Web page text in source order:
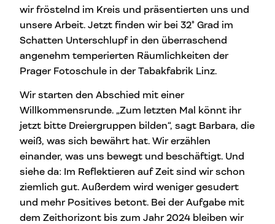
wir fröstelnd im Kreis und präsentierten uns und
unsere Arbeit. Jetzt finden wir bei 32° Grad im
Schatten Unterschlupf in den überraschend
angenehm temperierten Räumlichkeiten der
Prager Fotoschule in der Tabakfabrik Linz.
Wir starten den Abschied mit einer
Willkommensrunde. „Zum letzten Mal könnt ihr
jetzt bitte Dreiergruppen bilden“, sagt Barbara, die
weiß, was sich bewährt hat. Wir erzählen
einander, was uns bewegt und beschäftigt. Und
siehe da: Im Reflektieren auf Zeit sind wir schon
ziemlich gut. Außerdem wird weniger gesudert
und mehr Positives betont. Bei der Aufgabe mit
dem Zeithorizont bis zum Jahr 2024 bleiben wir